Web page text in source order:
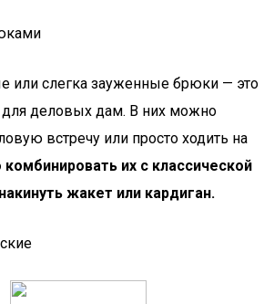
или слегка зауженные брюки — это
для деловых дам. В них можно
встречу или просто ходить на
их с классической
жакет или кардиган.